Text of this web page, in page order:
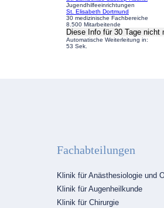
Jugendhilfeeinrichtungen
St. Elisabeth Dortmund
30 medizinische Fachbereiche
8.500 Mitarbeitende
Diese Info für 30 Tage
Automatische Weiterleitung in:
52 Sek.
Fachabteilungen
Navigation
überspringen
Klinik für Anästhesiologie und
Klinik für Augenheilkunde
Klinik für Chirurgie